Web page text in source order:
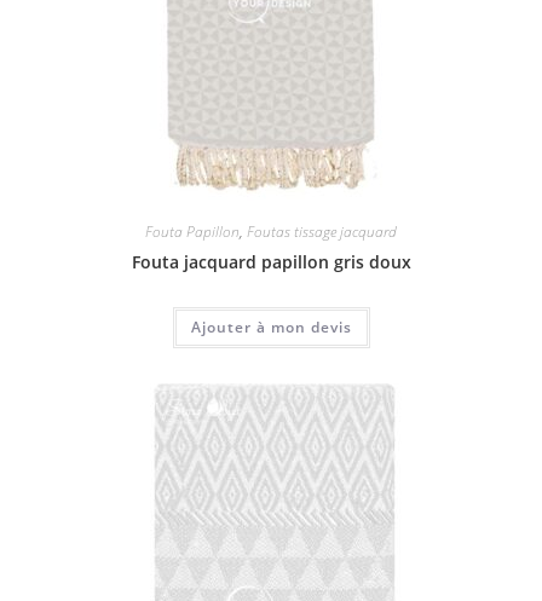
Fouta Papillon, Foutas tissage jacquard
Fouta jacquard papillon gris doux
Ajouter à mon devis